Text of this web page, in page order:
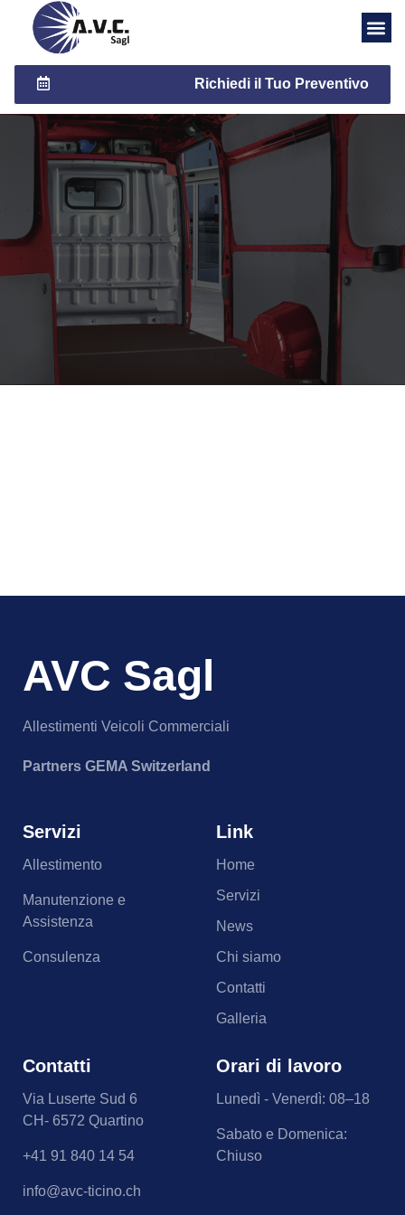
Richiedi il Tuo Preventivo
AVC Sagl
Allestimenti Veicoli Commerciali
Partners GEMA Switzerland
Servizi
Allestimento
Manutenzione e
Assistenza
Consulenza
Link
Home
Servizi
News
Chi siamo
Contatti
Galleria
Contatti
Via Luserte Sud 6
CH- 6572 Quartino
+41 91 840 14 54
info@avc-ticino.ch
Orari di lavoro
Lunedì - Venerdì: 08–18
Sabato e Domenica:
Chiuso